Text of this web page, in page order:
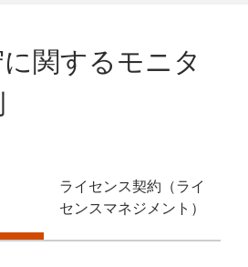
関するモニタ
ライセンス契約（ライ
センスマネジメント）